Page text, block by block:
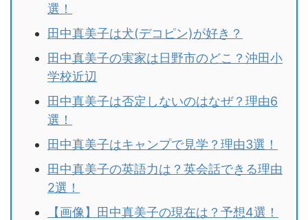
選！
田中真美子は犬(デコピン)が好き？
田中真美子の実家は日野市のどこ？沖田小
学校近辺
田中真美子は否定しないのはなぜ？理由6
選！
田中真美子はキャンプで見学？理由3選！
田中真美子の英語力は？英会話できる理由
2選！
【画像】田中真美子の現在は？予想4選！